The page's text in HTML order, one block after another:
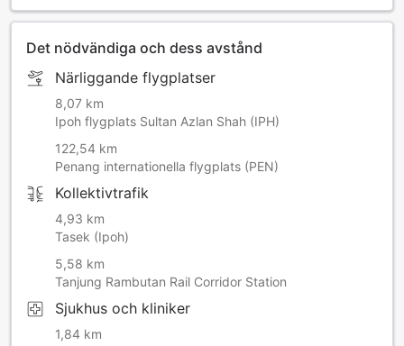
Det nödvändiga och dess avstånd
Närliggande flygplatser
8,07 km
Ipoh flygplats Sultan Azlan Shah (IPH)
122,54 km
Penang internationella flygplats (PEN)
Kollektivtrafik
4,93 km
Tasek (Ipoh)
5,58 km
Tanjung Rambutan Rail Corridor Station
Sjukhus och kliniker
1,84 km